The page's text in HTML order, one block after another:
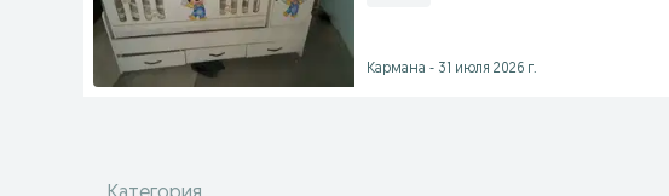
Кармана - 31 июля 2026 г.